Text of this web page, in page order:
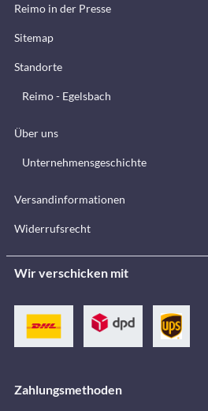
Reimo in der Presse
Sitemap
Standorte
Reimo - Egelsbach
Über uns
Unternehmensgeschichte
Versandinformationen
Widerrufsrecht
Wir verschicken mit
Zahlungsmethoden